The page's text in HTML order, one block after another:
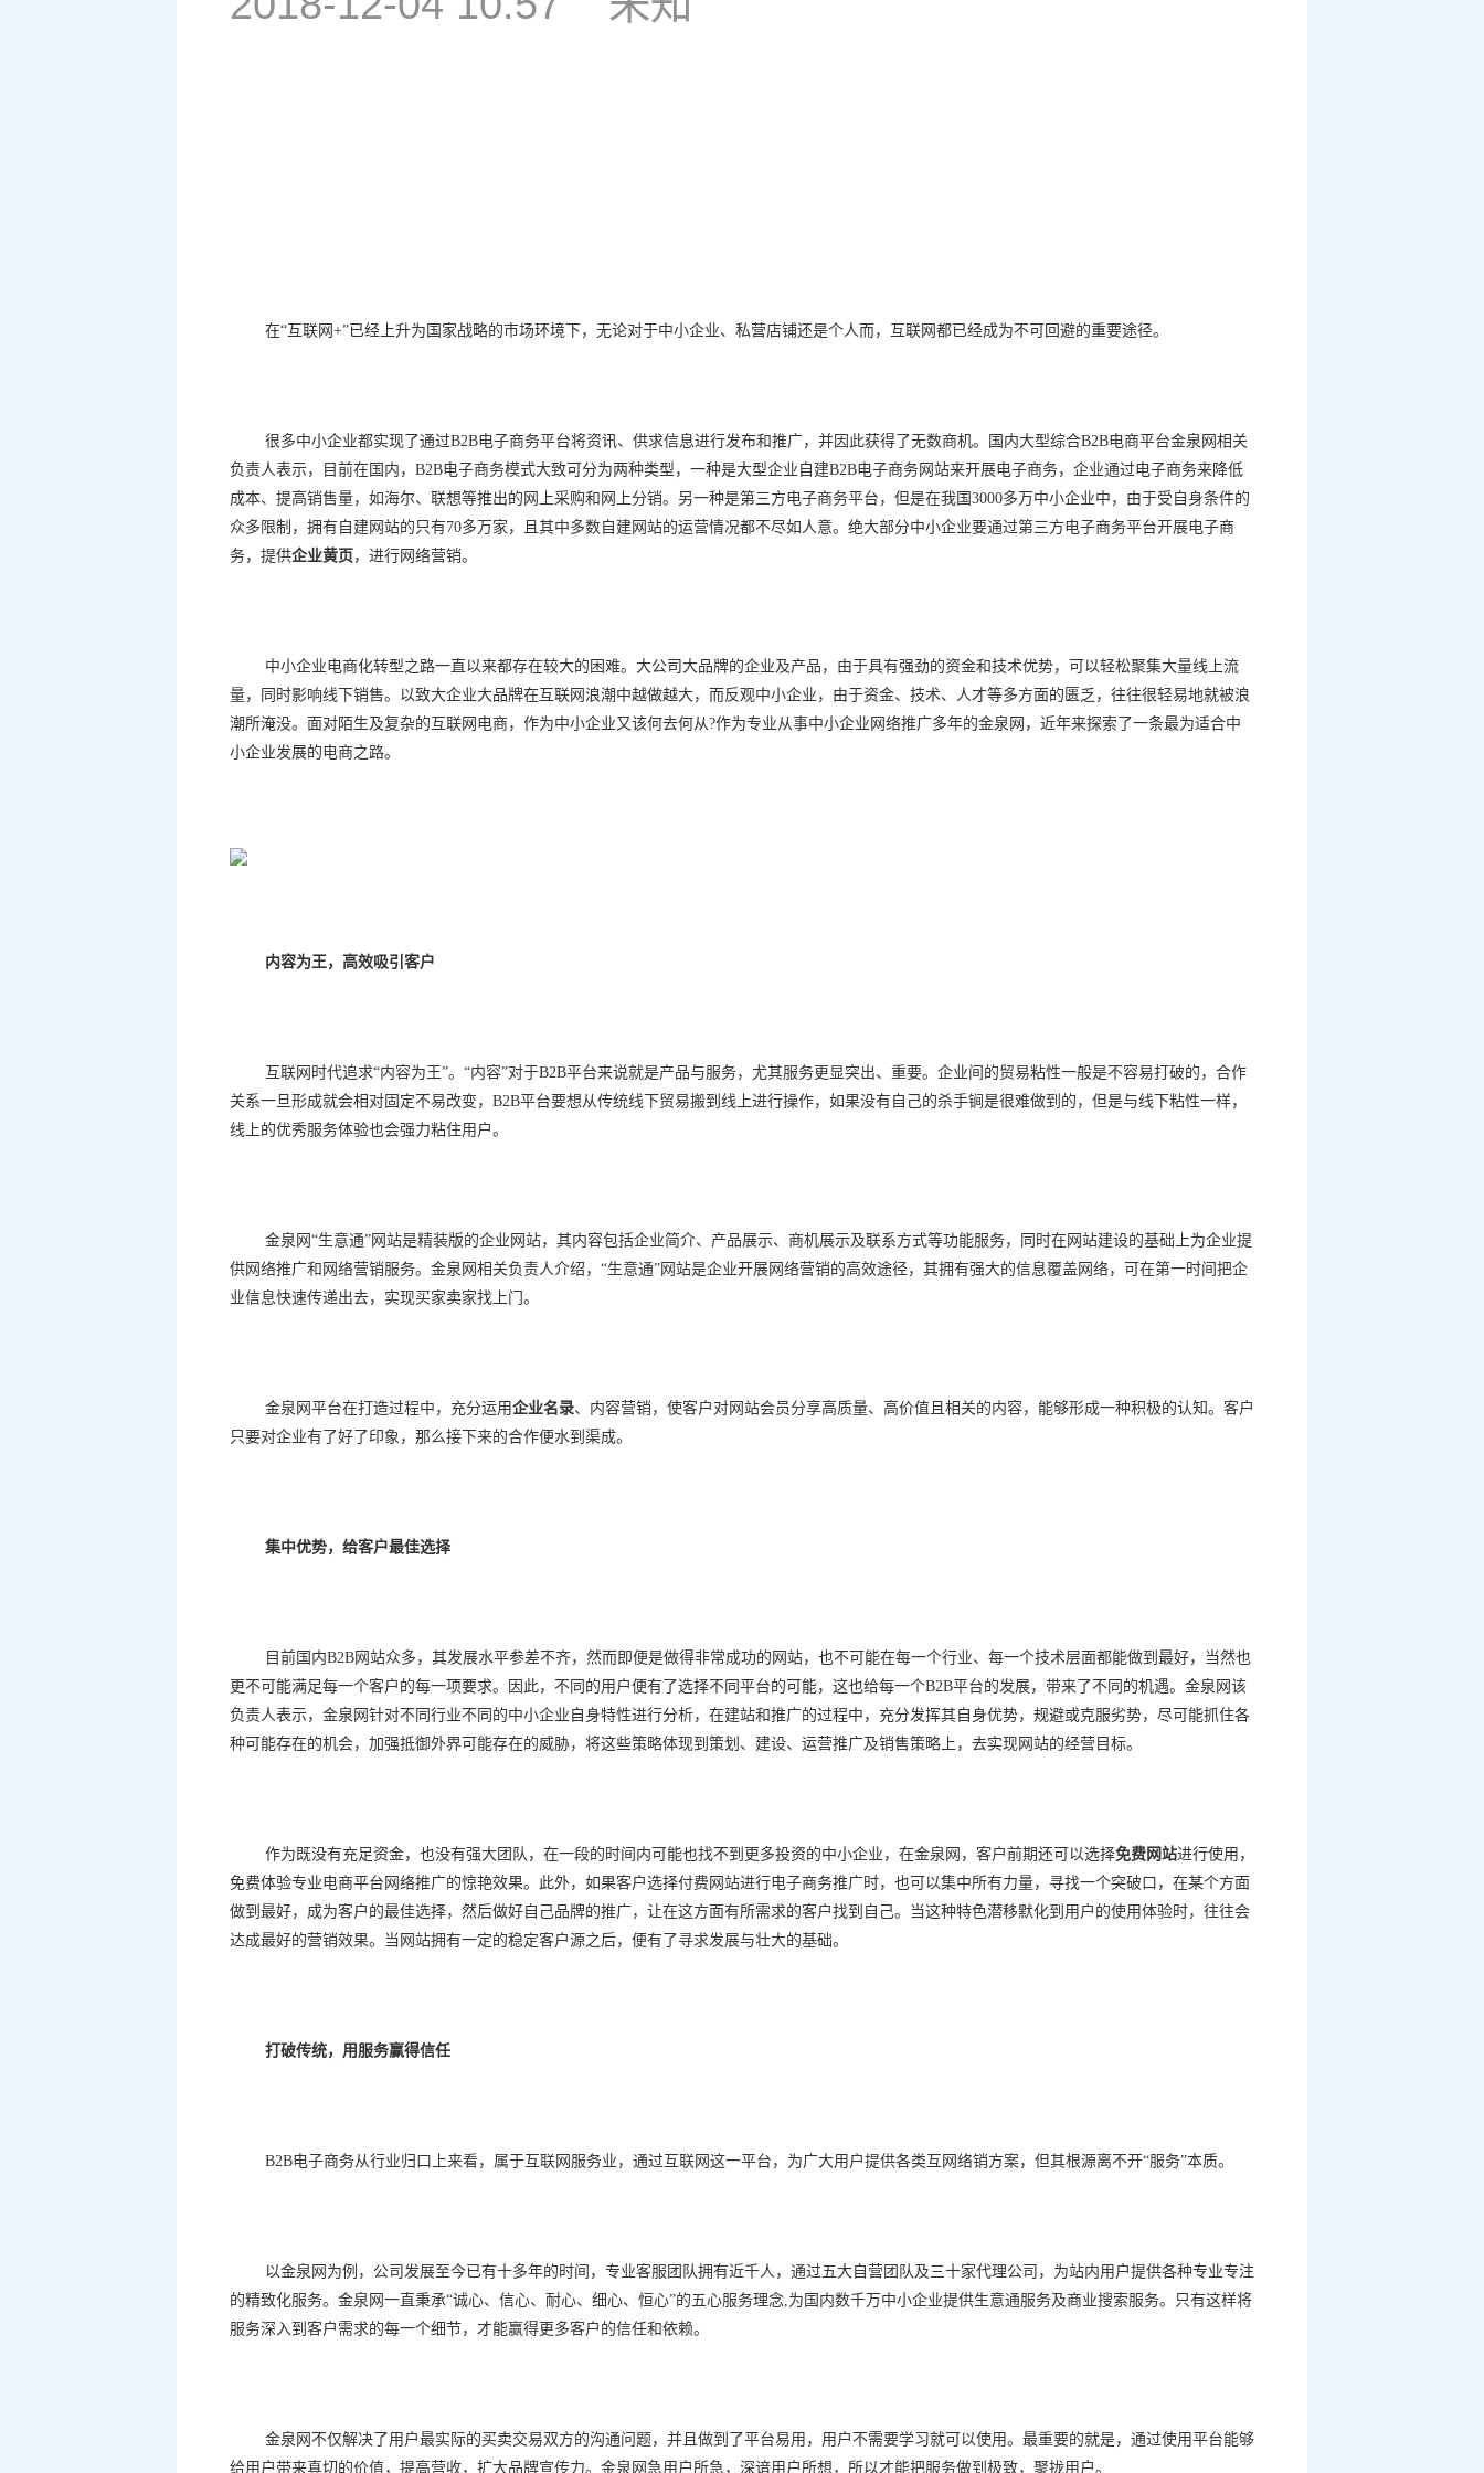
在“互联网 +”已经上升为国家战略的市场环境下，无论对于中小企业、私营店铺还是个人而，互联网都已经成为不可回避的重要途径。
很多中小企业都实现了通过B2B电子商务平台将资讯、供求信息进行发布和推广，并因此获得了无数商机。国内大型综合B2B电商平台金泉网相关
负责人表示，目前在国内， B2B电子商务模式大致可分为两种类型，一种是大型企业自建B2B电子商务网站来开展电子商务，企业通过电子商务来降低
成本、提高销售量，如海尔、联想等推出的网上采购和网上分销。另一种是第三方电子商务平台，但是在我国 3000多万中小企业中，由于受自身条件的
众多限制，拥有自建网站的只有70多万家，且其中多数自建网站的运营情况都不尽如人意。绝大部分中小企业要通过第三方电子商务平台开展电子商
务，提供企业黄页 ，进行网络营销。
中小企业电商化转型之路一直以来都存在较大的困难。大公司大品牌的企业及产品，由于具有强劲的资金和技术优势，可以轻松聚集大量线上流
量，同时影响线下销售。以致大企业大品牌在互联网浪潮中越做越大，而反观中小企业，由于资金、技术、人才等多方面的匮乏，往往很轻易地就被浪
潮所淹没。面对陌生及复杂的互联网电商，作为中小企业又该何去何从?作为专业从事中小企业网络推广多年的金泉网，近年来探索了一条最为适合中
小企业发展的电商之路。
内容为王，高效吸引客户
互联网时代追求“内容为王”。 “内容”对于B2B平台来说就是产品与服务，尤其服务更显突出、重要。企业间的贸易粘性一般是不容易打破的，合作
关系一旦形成就会相对固定不易改变， B2B平台要想从传统线下贸易搬到线上进行操作，如果没有自己的杀手锏是很难做到的，但是与线下粘性一样，
线上的优秀服务体验也会强力粘住用户。
金泉网 “生意通” 网站是精装版的企业网站，其内容包括企业简介、产品展示、商机展示及联系方式等功能服务，同时在网站建设的基础上为企业提
供网络推广和网络营销服务。金泉网相关负责人介绍， “生意通” 网站是企业开展网络营销的高效途径，其拥有强大的信息覆盖网络，可在第一时间把企
业信息快速传递出去，实现买家卖家找上门。
金泉网平台在打造过程中，充分运用企业名录、内容营销，使客户对网站会员分享高质量、高价值且相关的内容，能够形成一种积极的认知。客户
只要对企业有了好了印象，那么接下来的合作便水到渠成。
集中优势，给客户最佳选择
目前国内B2B 网站众多，其发展水平参差不齐，然而即便是做得非常成功的网站，也不可能在每一个行业、每一个技术层面都能做到最好，当然也
更不可能满足每一个客户的每一项要求。因此，不同的用户便有了选择不同平台的可能，这也给每一个B2B平台的发展，带来了不同的机遇。金泉网该
负责人表示，金泉网针对不同行业不同的中小企业自身特性进行分析，在建站和推广的过程中，充分发挥其自身优势，规避或克服劣势，尽可能抓住各
种可能存在的机会，加强抵御外界可能存在的威胁，将这些策略体现到策划、建设、运营推广及销售策略上，去实现网站的经营目标。
作为既没有充足资金，也没有强大团队，在一段的时间内可能也找不到更多投资的中小企业，在金泉网，客户前期还可以选择免费网站进行使用，
免费体验专业电商平台网络推广的惊艳效果。此外，如果客户选择付费网站进行电子商务推广时，也可以集中所有力量，寻找一个突破口，在某个方面
做到最好，成为客户的最佳选择，然后做好自己品牌的推广，让在这方面有所需求的客户找到自己。当这种特色潜移默化到用户的使用体验时，往往会
达成最好的营销效果。当网站拥有一定的稳定客户源之后，便有了寻求发展与壮大的基础。
打破传统，用服务赢得信任
B2B电子商务从行业归口上来看，属于互联网服务业，通过互联网这一平台，为广大用户提供各类互网络销方案，但其根源离不开“服务”本质。
以金泉网为例，公司发展至今已有十多年的时间，专业客服团队拥有近千人，通过五大自营团队及三十家代理公司，为站内用户提供各种专业专注
的精致化服务。金泉网一直秉承“诚心、信心、耐心、细心、恒心”的五心服务理念 为国内数千万中小企业提供生意通服务及商业搜索服务。只有这样将
服务深入到客户需求的每一个细节，才能赢得更多客户的信任和依赖。
金泉网不仅解决了用户最实际的买卖交易双方的沟通问题，并且做到了平台易用，用户不需要学习就可以使用。最重要的就是，通过使用平台能够
给用户带来真切的价值，提高营收，扩大品牌宣传力。金泉网急用户所急，深谙用户所想，所以才能把服务做到极致，聚拢用户。